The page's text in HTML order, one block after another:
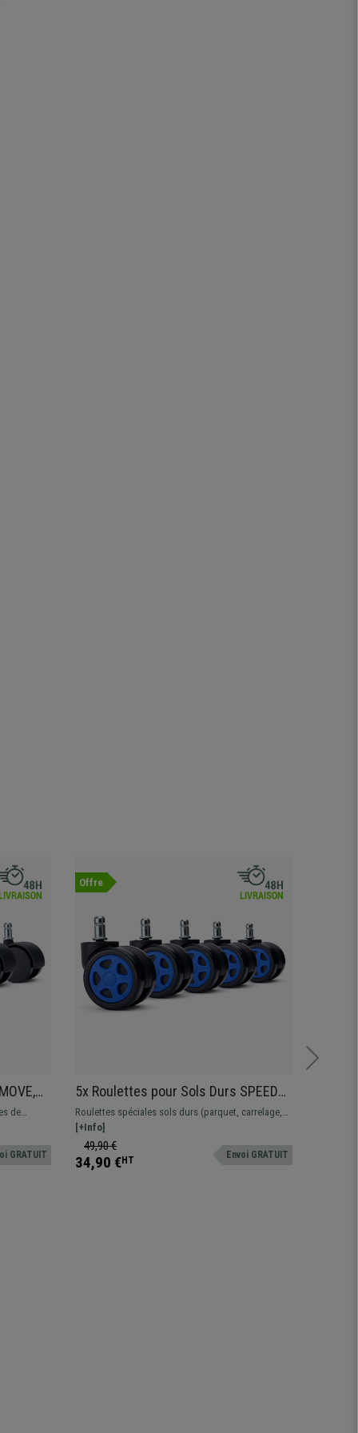
de
GRATUIT
Offre
5x Roulettes pour Sols Durs SPEED
11x50mm, Design Sportif, Bleu
Roulettes spéciales sols durs (parquet, carrelage,
stratifié), avec bande en gomme. Design sportif,
idéales pour chaises GAMING
[+Info]
49,90 €
34,90 €HT Envoi GRATUIT